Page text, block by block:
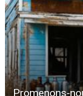
Promenons-